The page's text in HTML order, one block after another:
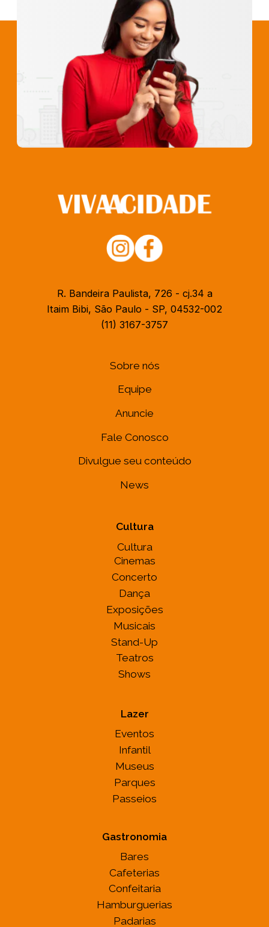
R. Bandeira Paulista, 726 - cj.34 a
Itaim Bibi, São Paulo - SP, 04532-002
(11) 3167-3757
Sobre nós
Equipe
Anuncie
Fale Conosco
Divulgue seu conteúdo
News
Cultura
Cultura
Cinemas
Concerto
Dança
Exposições
Musicais
Stand-Up
Teatros
Shows
Lazer
Eventos
Infantil
Museus
Parques
Passeios
Gastronomia
Bares
Cafeterias
Confeitaria
Hamburguerias
Padarias